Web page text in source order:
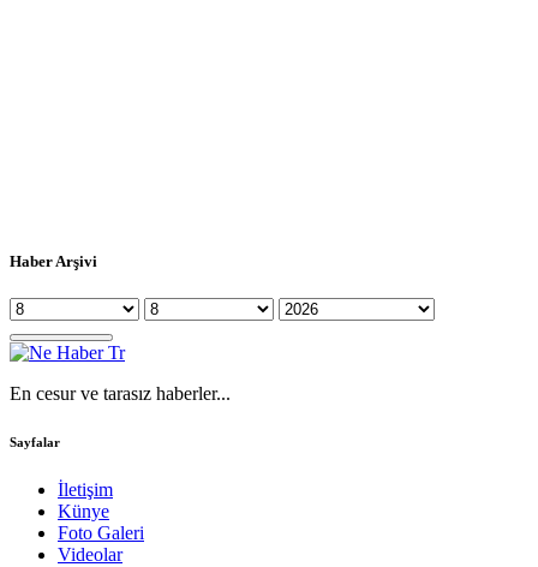
Haber Arşivi
En cesur ve tarasız haberler...
Sayfalar
İletişim
Künye
Foto Galeri
Videolar